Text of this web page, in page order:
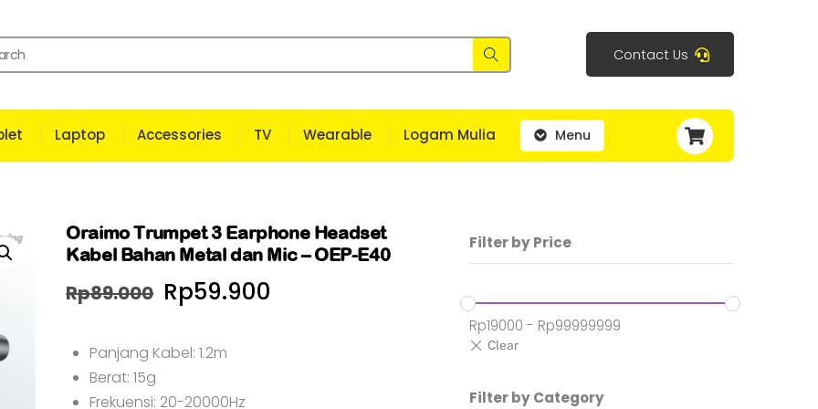
Laptop Accessories TV Wearable Logam Mulia Menu
Contact Us
Oraimo Trumpet 3 Earphone Headset
Kabel Bahan Metal dan Mic – OEP-E40
Rp89.000 Harga
adalah:
Rp89.000.
Rp59.900
Panjang Kabel: 1.2m
Berat: 15g
Frekuensi: 20-20000Hz
Filter by Price
Rp19000 - Rp99999999
Filter by Category